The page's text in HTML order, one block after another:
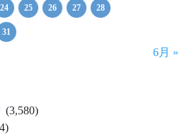
24 25 26 27 28
31
6月 »
(3,580)